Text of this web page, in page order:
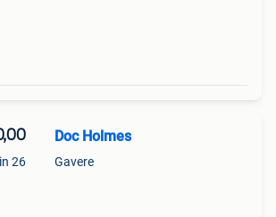
26
Doc Holmes
Gavere